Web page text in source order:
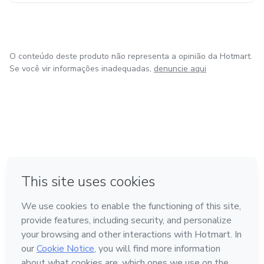
O conteúdo deste produto não representa a opinião da Hotmart.
Se você vir informações inadequadas, denuncie aqui
Feito com ❤ na Cidade do México
Conheça a Hotmart